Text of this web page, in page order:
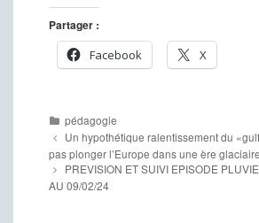
Partager :
Facebook
X
Catégories
pédagogie
Navigation
des
articles
Un hypothétique ralentissement du
pas plonger l’Europe dans une ère glaciaire
PREVISION ET SUIVI EPISODE
AU 09/02/24